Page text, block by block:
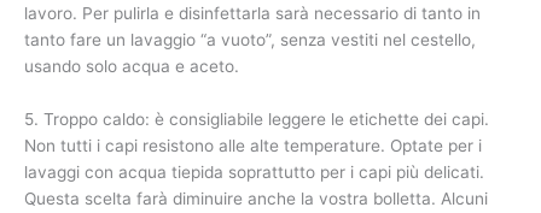
lavoro. Per pulirla e disinfettarla sarà necessario di tanto in
tanto fare un lavaggio “a vuoto”, senza vestiti nel cestello,
usando solo acqua e aceto.
5. Troppo caldo: è consigliabile leggere le etichette dei capi.
Non tutti i capi resistono alle alte temperature. Optate per i
lavaggi con acqua tiepida soprattutto per i capi più delicati.
Questa scelta farà diminuire anche la vostra bolletta. Alcuni